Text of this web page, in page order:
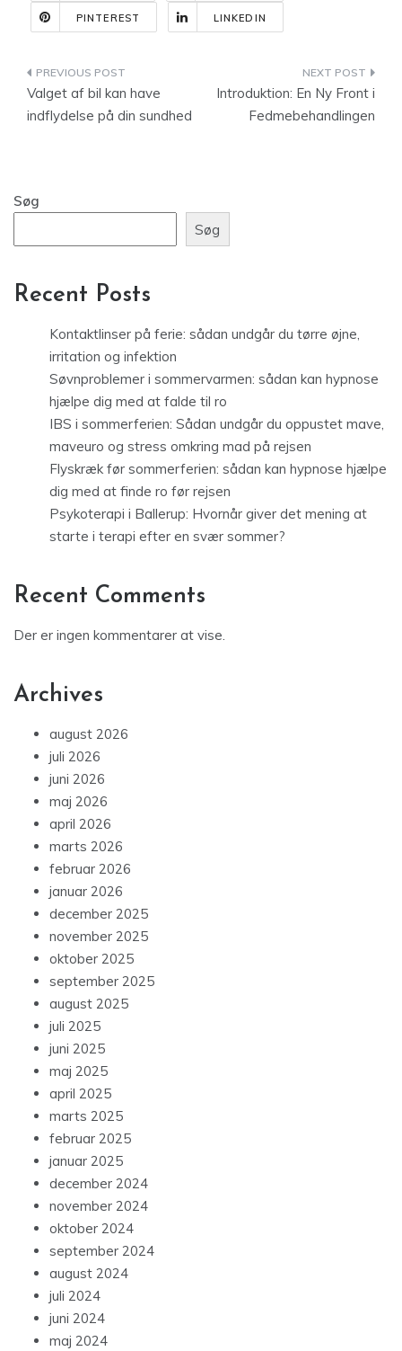
PINTEREST LINKEDIN
Indlægsnavigation
Valget af bil kan have
indflydelse på din sundhed
Introduktion: En Ny Front i
Fedmebehandlingen
Søg
Søg
Recent Posts
Kontaktlinser på ferie: sådan undgår du tørre øjne,
irritation og infektion
Søvnproblemer i sommervarmen: sådan kan hypnose
hjælpe dig med at falde til ro
IBS i sommerferien: Sådan undgår du oppustet mave,
maveuro og stress omkring mad på rejsen
Flyskræk før sommerferien: sådan kan hypnose hjælpe
dig med at finde ro før rejsen
Psykoterapi i Ballerup: Hvornår giver det mening at
starte i terapi efter en svær sommer?
Recent Comments
Der er ingen kommentarer at vise.
Archives
august 2026
juli 2026
juni 2026
maj 2026
april 2026
marts 2026
februar 2026
januar 2026
december 2025
november 2025
oktober 2025
september 2025
august 2025
juli 2025
juni 2025
maj 2025
april 2025
marts 2025
februar 2025
januar 2025
december 2024
november 2024
oktober 2024
september 2024
august 2024
juli 2024
juni 2024
maj 2024